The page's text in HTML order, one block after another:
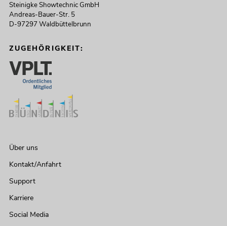
Steinigke Showtechnic GmbH
Andreas-Bauer-Str. 5
D-97297 Waldbüttelbrunn
ZUGEHÖRIGKEIT:
Über uns
Kontakt/Anfahrt
Support
Karriere
Social Media